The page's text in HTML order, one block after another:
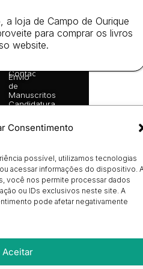
Consentimento
possível, utilizamos tecnologias
acessar informações do dispositivo.
você nos permite processar dados
ou IDs exclusivos neste site. A
pode afetar negativamente
Aceitar
Eventos
Prémio
Ulysses
Contactos
Envio
de
Manuscritos
Candidatura
Ilustradores
Registo
Cookies
(EU)
os
direitos
a loja de Campo de Ourique
para comprar os livros
website.